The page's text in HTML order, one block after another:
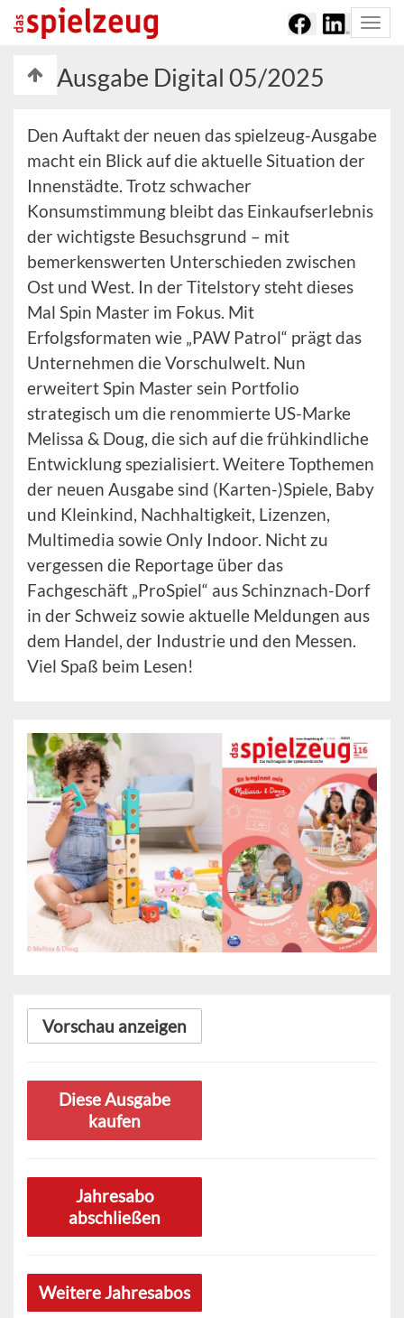
Ausgabe Digital 05/2025
Den Auftakt der neuen das spielzeug-Ausgabe
macht ein Blick auf die aktuelle Situation der
Innenstädte. Trotz schwacher
Konsumstimmung bleibt das Einkaufserlebnis
der wichtigste Besuchsgrund – mit
bemerkenswerten Unterschieden zwischen
Ost und West. In der Titelstory steht dieses
Mal Spin Master im Fokus. Mit
Erfolgsformaten wie „PAW Patrol“ prägt das
Unternehmen die Vorschulwelt. Nun
erweitert Spin Master sein Portfolio
strategisch um die renommierte US-Marke
Melissa & Doug, die sich auf die frühkindliche
Entwicklung spezialisiert. Weitere Topthemen
der neuen Ausgabe sind (Karten-)Spiele, Baby
und Kleinkind, Nachhaltigkeit, Lizenzen,
Multimedia sowie Only Indoor. Nicht zu
vergessen die Reportage über das
Fachgeschäft „ProSpiel“ aus Schinznach-Dorf
in der Schweiz sowie aktuelle Meldungen aus
dem Handel, der Industrie und den Messen.
Viel Spaß beim Lesen!
Vorschau anzeigen
Diese Ausgabe
kaufen
Jahresabo
abschließen
Weitere Jahresabos